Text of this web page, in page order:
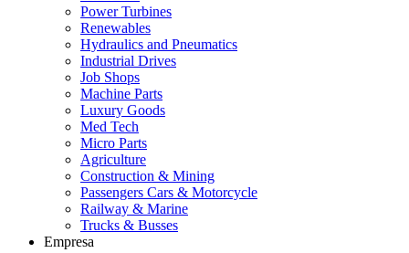
Power Turbines
Renewables
Hydraulics and Pneumatics
Industrial Drives
Job Shops
Machine Parts
Luxury Goods
Med Tech
Micro Parts
Agriculture
Construction & Mining
Passengers Cars & Motorcycle
Railway & Marine
Trucks & Busses
Empresa